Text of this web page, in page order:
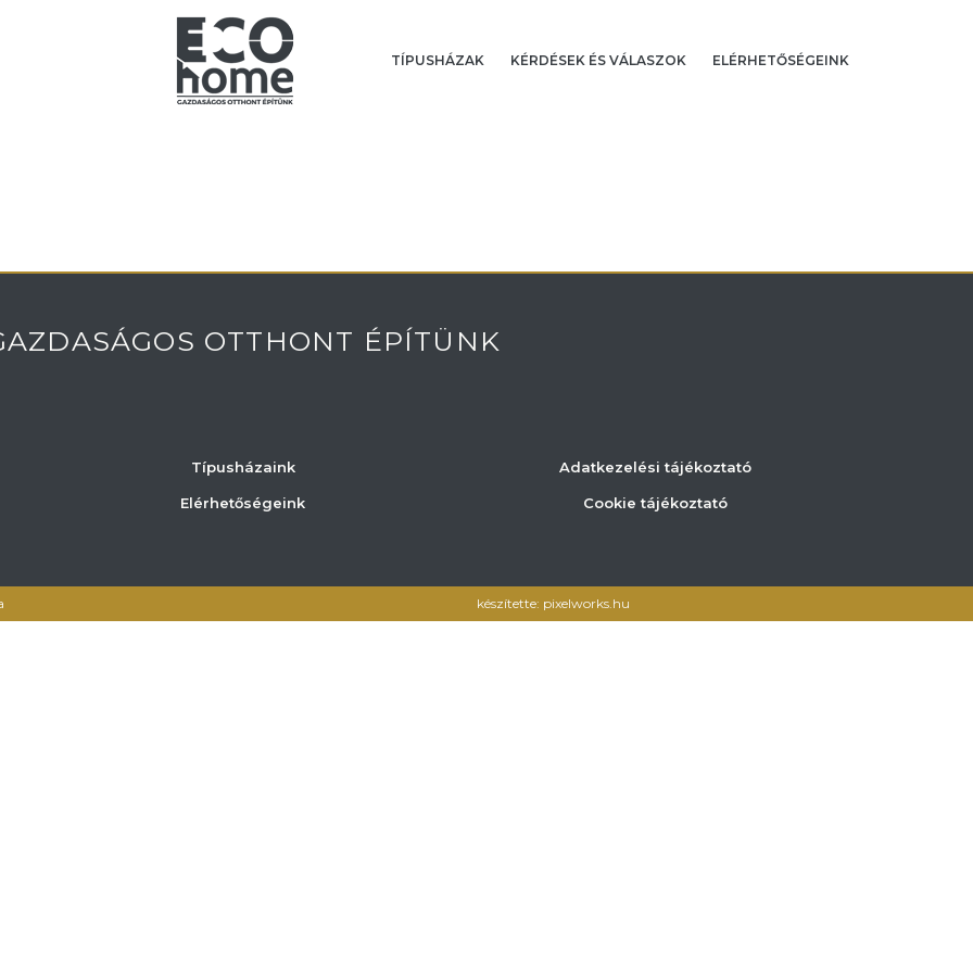
TÍPUSHÁZAK KÉRDÉSEK ÉS VÁLASZOK ELÉRHETŐSÉGEINK
OTTHONT ÉPÍTÜNK
Típusházaink
Elérhetőségeink
Adatkezelési tájékoztató
Cookie tájékoztató
készítette: pixelworks.hu